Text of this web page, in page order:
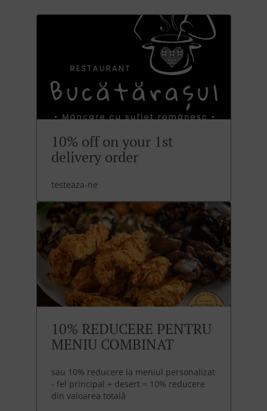
10% off on your 1st
delivery order
testeaza-ne
10% REDUCERE PENTRU
MENIU COMBINAT
sau 10% reducere la meniul personalizat
- fel principal + desert = 10% reducere
din valoarea totală